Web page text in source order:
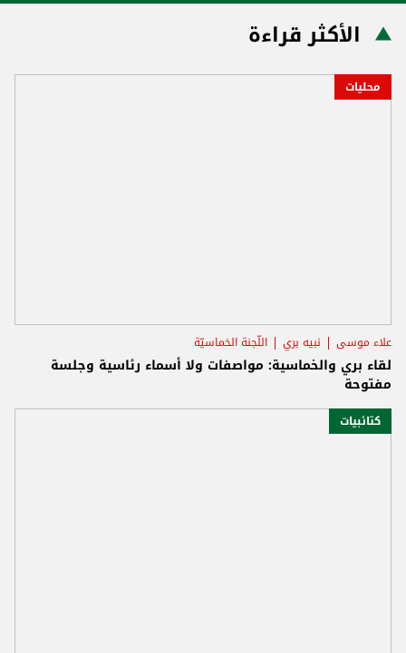
الأكثر قراءة
محليات
علاء موسى نبيه بري اللّجنة الخماسيّة
لقاء بري والخماسية: مواصفات ولا أسماء رئاسية وجلسة
مفتوحة
كتائبيات